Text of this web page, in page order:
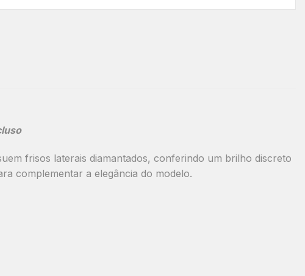
frisos laterais diamantados, conferindo um brilho discreto
complementar a elegância do modelo.